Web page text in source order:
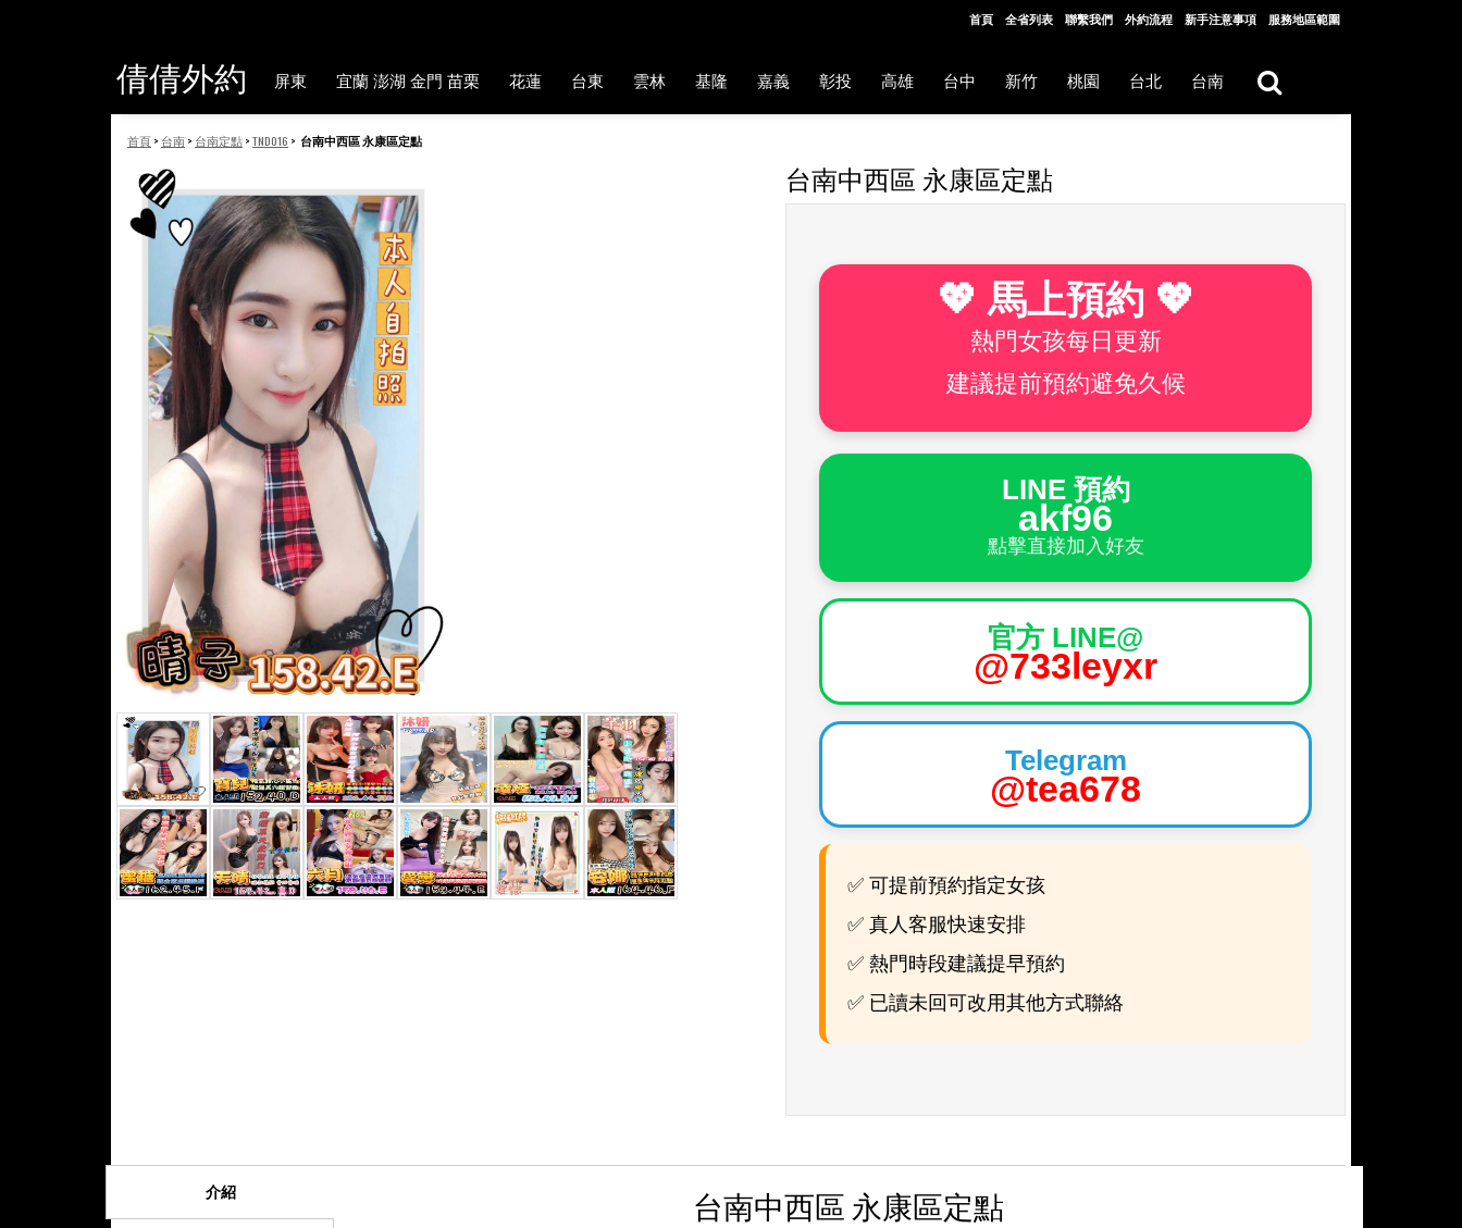
首頁 全省列表 聯繫我們 外約流程 新手注意事項 服務地區範圍
倩倩外約 屏東 宜蘭 澎湖 金門 苗栗 花蓮 台東 雲林 基隆 嘉義 彰投 高雄 台中 新竹 桃園 台北 台南
首頁> 台南> 台南定點>TND016 > 台南中西區 永康區定點
台南中西區 永康區定點
💖 馬上預約 💖
熱門女孩每日更新
建議提前預約避免久候
LINE 預約
akf96
點擊直接加入好友
官方 LINE@
@733leyxr
Telegram
@tea678
✅ 可提前預約指定女孩
✅ 真人客服快速安排
✅ 熱門時段建議提早預約
✅ 已讀未回可改用其他方式聯絡
介紹 台南中西區 永康區定點